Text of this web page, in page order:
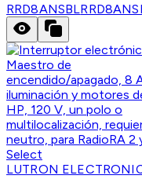
RRD8ANSBL
LUTRON